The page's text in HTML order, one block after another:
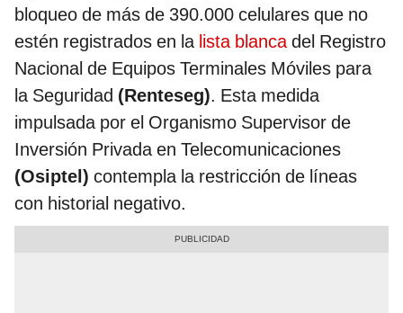
bloqueo de más de 390.000 celulares que no
estén registrados en la lista blancadel Registro
Nacional de Equipos Terminales Móviles para
la Seguridad (Renteseg). Esta medida
impulsada por el Organismo Supervisor de
Inversión Privada en Telecomunicaciones
(Osiptel) contempla la restricción de líneas
con historial negativo.